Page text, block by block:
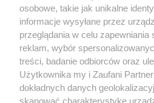
POGODA
17℃
Zobacz prognozę na 3 dni
osobowe, takie jak unikalne
informacje wysyłane przez
przeglądania w celu zapewniania
reklam, wybór
treści, badanie odbiorców oraz
Użytkownika my i Zaufani
dokładnych danych
skanować charakterystykę